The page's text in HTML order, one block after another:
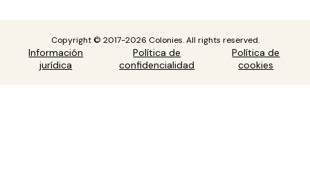
Copyright © 2017-2026 Colonies. All rights reserved.
Información
jurídica
Política de
confidencialidad
Política de
cookies